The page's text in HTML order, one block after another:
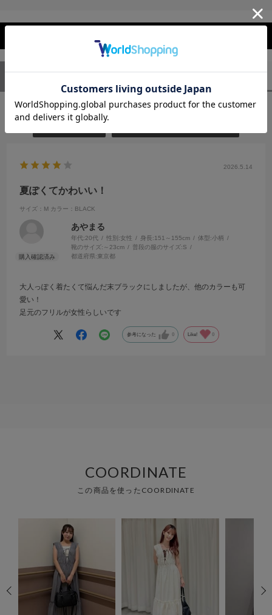
ユーザーレビュー（1） スタッフレビュー（0）
2026.5.14
夏ぽくてかわいい！
サイズ：M カラー：BLACK
あやまる
年代:20代 性別:女性 身長:151～155cm 体型:小柄
靴のサイズ: ～23cm 普段の服のサイズ:S
都道府県:東京都
大人っぽく着たくて悩んだ末ブラックにしましたが、他のカラーも可
愛い！
足元のフリルが女性らしいです
参考になった 0 Like! 0
COORDINATE
この商品を使ったCOORDINATE